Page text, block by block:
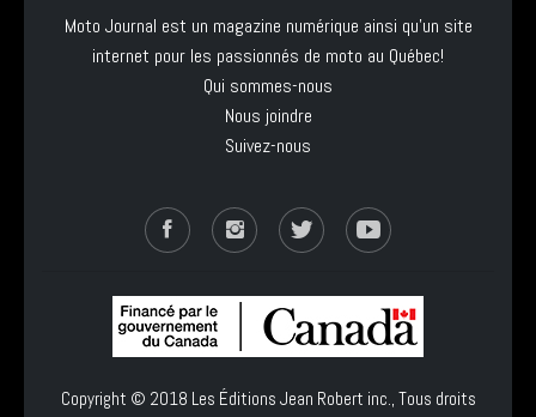
Moto Journal est un magazine numérique ainsi qu'un site
internet pour les passionnés de moto au Québec!
Qui sommes-nous
Nous joindre
Suivez-nous
Copyright © 2018 Les Éditions Jean Robert inc., Tous droits